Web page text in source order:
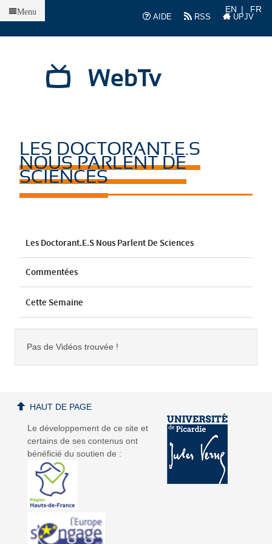
AIDE
RSS UPJV
EN FR
WebTv
Menu
LES DOCTORANT.E.S
NOUS PARLENT DE
SCIENCES
Les Doctorant.e.s Nous Parlent De Sciences
Commentées
Cette Semaine
Pas de Vidéos trouvée !
Le développement de ce site et
certains de ses contenus ont
bénéficié du soutien de :
HAUT DE PAGE